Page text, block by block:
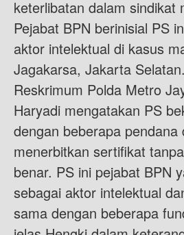
keterlibatan dalam sindikat
Pejabat BPN berinisial PS
aktor intelektual di kasus
Jagakarsa, Jakarta
Reskrimum Polda Metro
Haryadi mengatakan PS
dengan beberapa pendana
menerbitkan sertifikat
benar. PS ini pejabat BPN
sebagai aktor intelektual
sama dengan beberapa